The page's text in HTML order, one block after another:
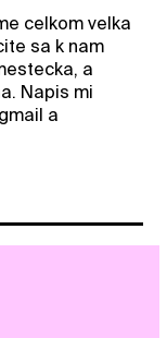
celkom velka
sa k nam
a
Napis mi
a